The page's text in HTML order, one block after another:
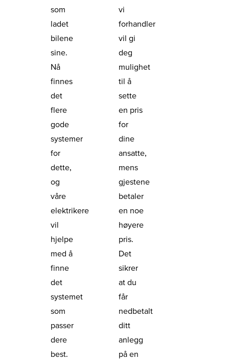
som
ladet
bilene
sine.
Nå
finnes
det
flere
gode
systemer
for
dette,
og
våre
elektrikere
vil
hjelpe
med å
finne
det
systemet
som
passer
dere
best.
vi
forhandler
vil gi
deg
mulighet
til å
sette
en pris
for
dine
ansatte,
mens
gjestene
betaler
en noe
høyere
pris.
Det
sikrer
at du
får
nedbetalt
ditt
anlegg
på en